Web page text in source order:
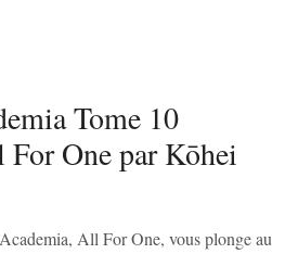
Tome 10
One par Kōhei
All For One, vous plonge au